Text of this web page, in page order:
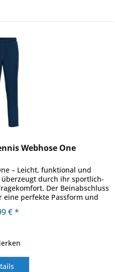
Webhose One
– Leicht, funktional und
überzeugt durch ihr sportlich-
Der Beinabschluss
eine perfekte Passform und
€ *